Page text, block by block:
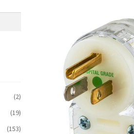
(2)
(19)
(153)